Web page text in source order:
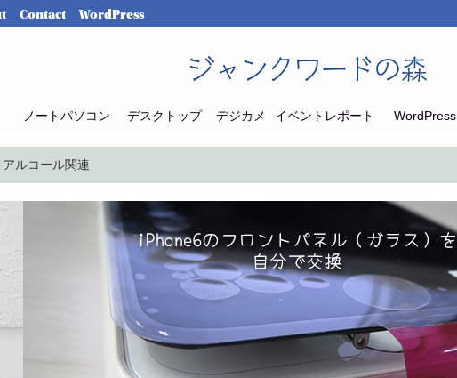
Contact WordPress
ジャンクワードの森
ノートパソコン デスクトップ デジカメ イベントレポート WordPress
アルコール関連